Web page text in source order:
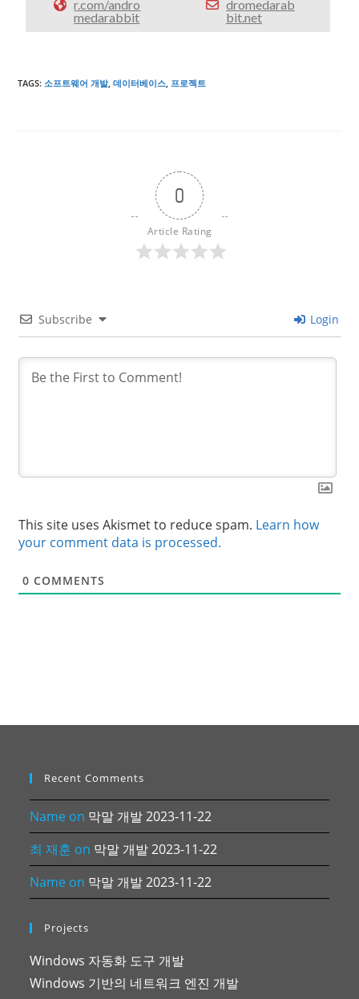
r.com/andro
medarabbit
dromedarab
bit.net
TAGS:소프트웨어 개발, 데이터베이스, 프로젝트
0
Article Rating
Subscribe Login
This site uses Akismet to reduce spam. Learn how
your comment data is processed.
0 COMMENTS
Recent Comments
Name on 막말 개발 2023-11-22
최 재훈 on 막말 개발 2023-11-22
Name on 막말 개발 2023-11-22
Projects
Windows 자동화 도구 개발
Windows 기반의 네트워크 엔진 개발